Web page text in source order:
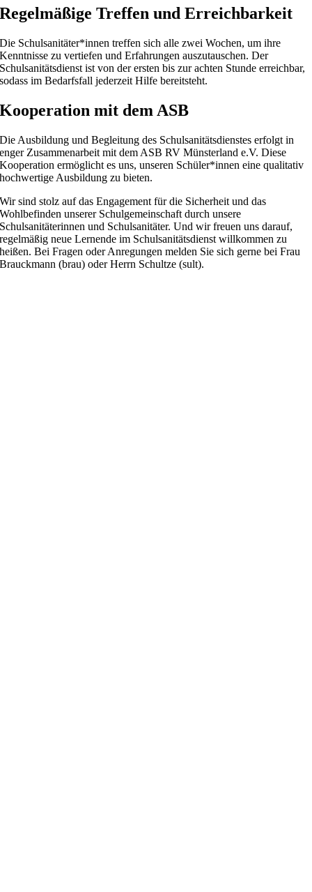
Regelmäßige Treffen und Erreichbarkeit
Die Schulsanitäter*innen treffen sich alle zwei Wochen, um ihre
Kenntnisse zu vertiefen und Erfahrungen auszutauschen. Der
Schulsanitätsdienst ist von der ersten bis zur achten Stunde erreichbar,
sodass im Bedarfsfall jederzeit Hilfe bereitsteht.
Kooperation mit dem ASB
Die Ausbildung und Begleitung des Schulsanitätsdienstes erfolgt in
enger Zusammenarbeit mit dem ASB RV Münsterland e.V. Diese
Kooperation ermöglicht es uns, unseren Schüler*innen eine qualitativ
hochwertige Ausbildung zu bieten.
Wir sind stolz auf das Engagement für die Sicherheit und das
Wohlbefinden unserer Schulgemeinschaft durch unsere
Schulsanitäterinnen und Schulsanitäter. Und wir freuen uns darauf,
regelmäßig neue Lernende im Schulsanitätsdienst willkommen zu
heißen. Bei Fragen oder Anregungen melden Sie sich gerne bei Frau
Brauckmann (brau) oder Herrn Schultze (sult).